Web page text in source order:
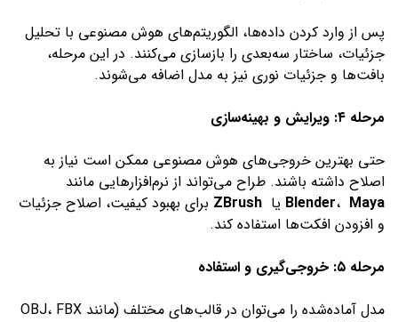
پس از وارد کردن داده‌ها، الگوریتم‌های هوش مصنوعی با تحلیل
جزئیات، ساختار سه‌بعدی را بازسازی می‌کنند. در این مرحله،
بافت‌ها و جزئیات نوری نیز به مدل اضافه می‌شوند.
مرحله ۴: ویرایش و بهینه‌سازی
حتی بهترین خروجی‌های هوش مصنوعی ممکن است نیاز به
اصلاح داشته باشند. طراح می‌تواند از نرم‌افزارهایی مانند
Blender، Maya یا
برای بهبود کیفیت، اصلاح جزئیات
و افزودن افکت‌ها استفاده کند.
مرحله ۵: خروجی‌گیری و استفاده
مدل آماده‌شده را می‌توان در قالب‌های مختلف (مانند OBJ، FBX